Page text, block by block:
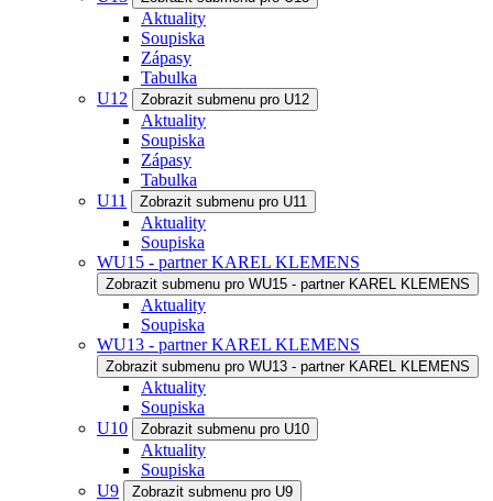
Aktuality
Soupiska
Zápasy
Tabulka
U12
Zobrazit submenu pro U12
Aktuality
Soupiska
Zápasy
Tabulka
U11
Zobrazit submenu pro U11
Aktuality
Soupiska
WU15 - partner KAREL KLEMENS
Zobrazit submenu pro WU15 - partner KAREL KLEMENS
Aktuality
Soupiska
WU13 - partner KAREL KLEMENS
Zobrazit submenu pro WU13 - partner KAREL KLEMENS
Aktuality
Soupiska
U10
Zobrazit submenu pro U10
Aktuality
Soupiska
U9
Zobrazit submenu pro U9